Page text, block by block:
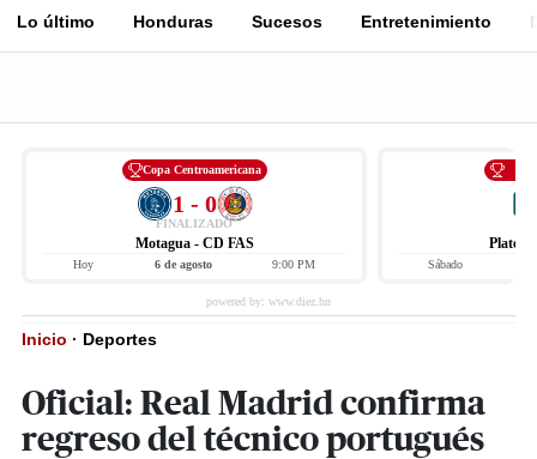
Lo último Honduras Sucesos Entretenimiento
Copa Centroamericana
1 - 0
FINALIZADO
Motagua - CD FAS
Hoy 6 de agosto 9:00 PM Sábado
Inicio · Deportes
Oficial: Real Madrid confirma
regreso del técnico portugués